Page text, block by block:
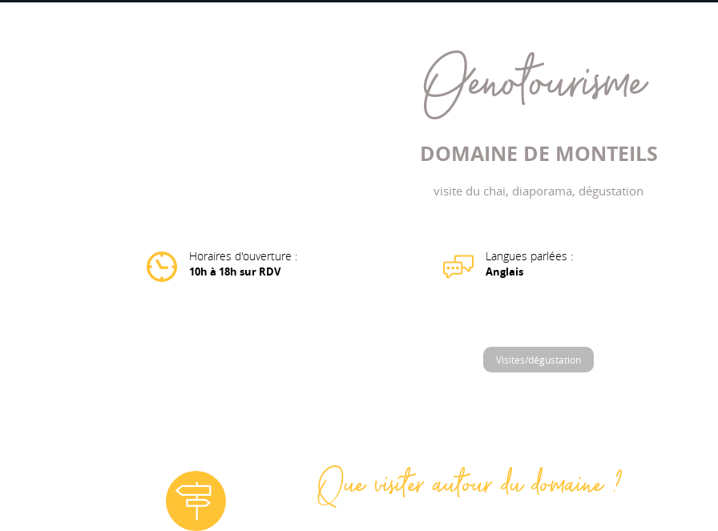
Oenotourisme
DOMAINE DE MONTEILS
visite du chai, diaporama, dégustation
Horaires d'ouverture :
10h à 18h sur RDV
Langues parlées :
Anglais
Visites/dégustation
Que visiter autour du domaine ?